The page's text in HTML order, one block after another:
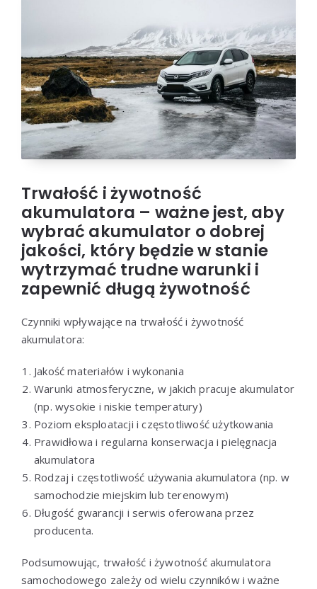
Trwałość i żywotność
akumulatora – ważne jest, aby
wybrać akumulator o dobrej
jakości, który będzie w stanie
wytrzymać trudne warunki i
zapewnić długą żywotność
Czynniki wpływające na trwałość i żywotność
akumulatora:
Jakość materiałów i wykonania
Warunki atmosferyczne, w jakich pracuje akumulator
(np. wysokie i niskie temperatury)
Poziom eksploatacji i częstotliwość użytkowania
Prawidłowa i regularna konserwacja i pielęgnacja
akumulatora
Rodzaj i częstotliwość używania akumulatora (np. w
samochodzie miejskim lub terenowym)
Długość gwarancji i serwis oferowana przez
producenta.
Podsumowując, trwałość i żywotność akumulatora
samochodowego zależy od wielu czynników i ważne